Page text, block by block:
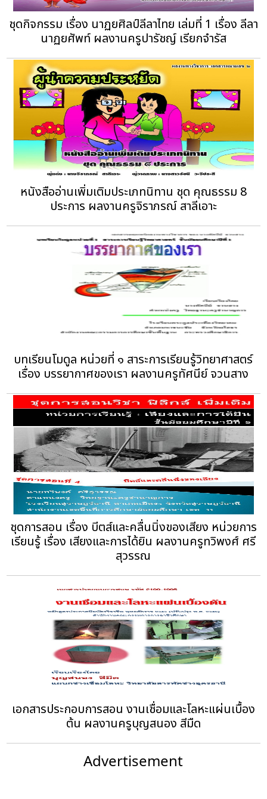
ชุดกิจกรรม เรื่อง นาฏยศิลป์ลีลาไทย เล่มที่ 1 เรื่อง ลีลา
นาฏยศัพท์ ผลงานครูปารัชญ์ เรียกจำรัส
หนังสืออ่านเพิ่มเติมประเภทนิทาน ชุด คุณธรรม 8
ประการ ผลงานครูจิราภรณ์ สาลีเอาะ
บทเรียนโมดูล หน่วยที่ ๑ สาระการเรียนรู้วิทยาศาสตร์
เรื่อง บรรยากาศของเรา ผลงานครูทัศนีย์ จวนสาง
ชุดการสอน เรื่อง บีตส์และคลื่นนิ่งของเสียง หน่วยการ
เรียนรู้ เรื่อง เสียงและการได้ยิน ผลงานครูทวิพงศ์ ศรี
สุวรรณ
เอกสารประกอบการสอน งานเชื่อมและโลหะแผ่นเบื้อง
ต้น ผลงานครูบุญสนอง สีมืด
Advertisement